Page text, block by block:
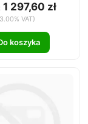
1 297,60 zł
VAT)
koszyka